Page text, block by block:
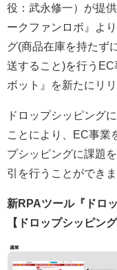
役：武永修一）が提
ークファンロボ』よ
グ(商品在庫を持たず
送すること)を行う
ボット』を新たにリ
ドロップシッピング
ことにより、EC事業
プシッピングに課題
引を行うことができま
新RPAツール『ドロ
【ドロップシッピング